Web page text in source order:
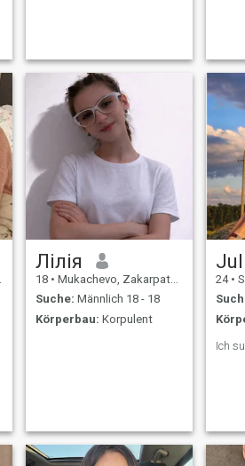
Лілія
18 • Mukachevo, Zakarpattia, Ukraine
Suche: Männlich 18 - 18
Körperbau: Korpulent
24 •
Ich